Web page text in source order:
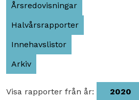
Årsredovisningar
Halvårsrapporter
Innehavslistor
Arkiv
Visa rapporter från år: 2020